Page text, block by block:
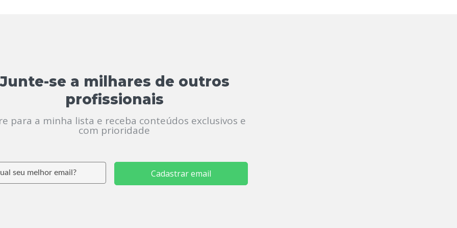
se a milhares de outros
profissionais
para a minha lista e receba conteúdos exclusivos e
com prioridade
Cadastrar email